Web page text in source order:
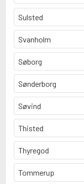
Sulsted
Svanholm
Søborg
Sønderborg
Søvind
Thisted
Thyregod
Tommerup